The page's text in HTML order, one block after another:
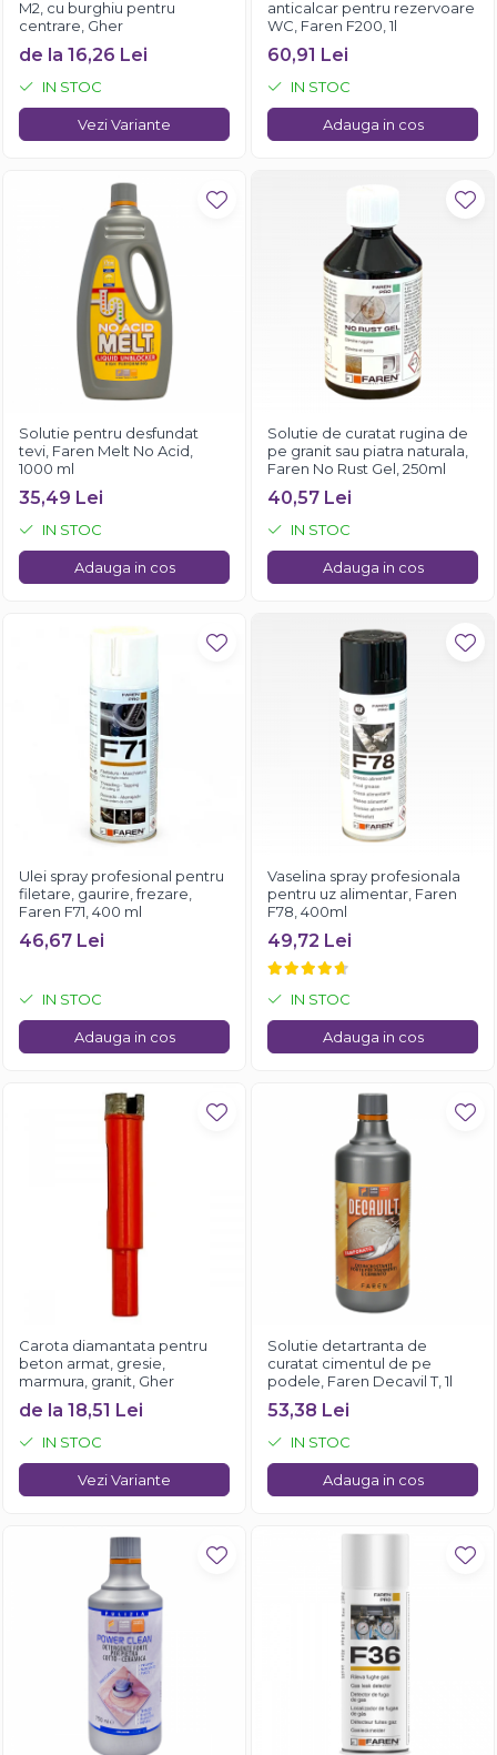
M2, cu burghiu pentru
centrare, Gher
de la 16,26 Lei
IN STOC
Vezi Variante
anticalcar pentru rezervoare
WC, Faren F200, 1l
60,91 Lei
IN STOC
Adauga in cos
Solutie pentru desfundat
tevi, Faren Melt No Acid,
1000 ml
35,49 Lei
IN STOC
Adauga in cos
Solutie de curatat rugina de
pe granit sau piatra naturala,
Faren No Rust Gel, 250ml
40,57 Lei
IN STOC
Adauga in cos
Ulei spray profesional pentru
filetare, gaurire, frezare,
Faren F71, 400 ml
46,67 Lei
IN STOC
Adauga in cos
Vaselina spray profesionala
pentru uz alimentar, Faren
F78, 400ml
49,72 Lei
IN STOC
Adauga in cos
Carota diamantata pentru
beton armat, gresie,
marmura, granit, Gher
de la 18,51 Lei
IN STOC
Vezi Variante
Solutie detartranta de
curatat cimentul de pe
podele, Faren Decavil T, 1l
53,38 Lei
IN STOC
Adauga in cos